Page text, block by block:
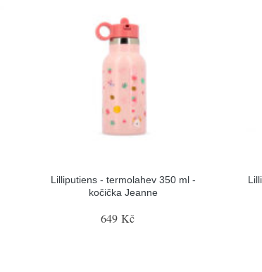
Lilliputiens - termolahev 350 ml -
kočička Jeanne
649 Kč